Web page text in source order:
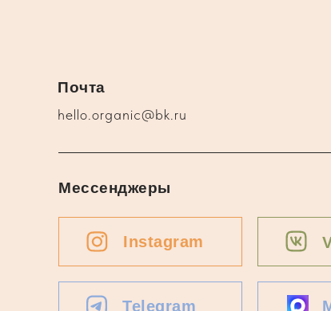
hello.organic@bk.ru
Почта
Instagram
Telegram
Мессенджеры